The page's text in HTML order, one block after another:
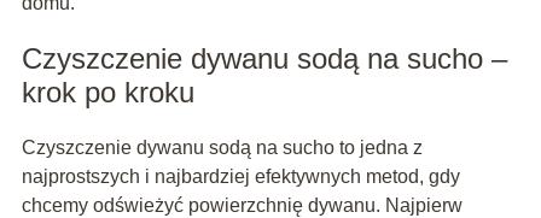
Czyszczenie dywanu sodą na sucho –
krok po kroku
Czyszczenie dywanu sodą na sucho to jedna z
najprostszych i najbardziej efektywnych metod, gdy
chcemy odświeżyć powierzchnię dywanu. Najpierw